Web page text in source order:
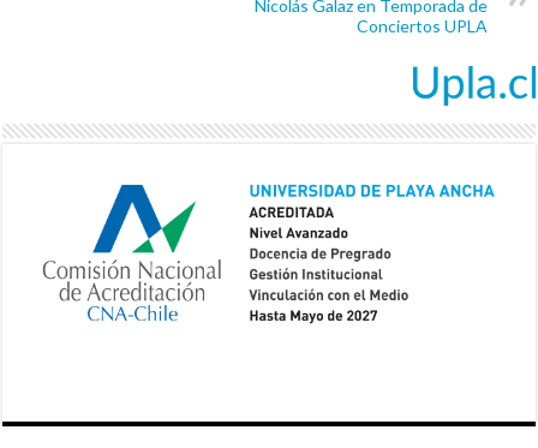
Nicolás Galaz en Temporada de
Conciertos UPLA